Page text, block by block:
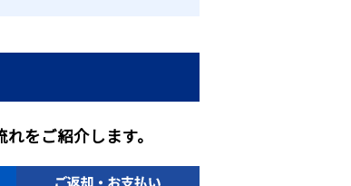
をご紹介します。